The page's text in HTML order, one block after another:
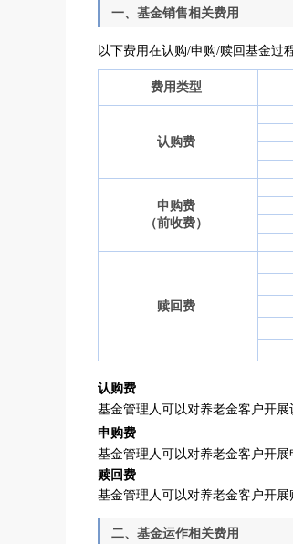
一、基金销售相关费用
以下费用在认购/申购/赎回基金过
费用类型
认购费
申购费
（前收费）
赎回费
认购费
基金管理人可以对养老金客户开
申购费
基金管理人可以对养老金客户开
赎回费
基金管理人可以对养老金客户开
二、基金运作相关费用